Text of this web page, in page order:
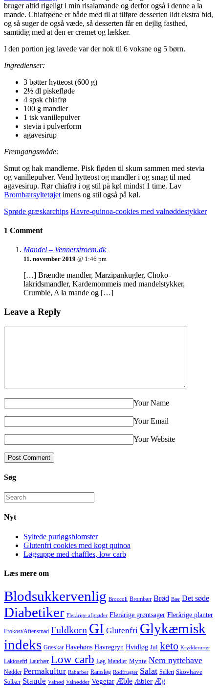
bruger altid rigeligt i min risalamande og derfor også i denne a la
mande. Chiafrøene er både med til at tilføre desserten lidt ekstra bid,
og så suger de også væde, så desserten får en dejlig fasthed,
samtidig med at den er cremet og lækker.
I den portion jeg lavede var der nok til 6 voksne og 5 børn.
Ingredienser:
3 bøtter hytteost (600 g)
2½ dl piskefløde
4 spsk chiafrø
100 g mandler
1 tsk vanillepulver
stevia i pulverform
agavesirup
Fremgangsmåde:
Smut og hak mandlerne. Pisk fløden til skum sammen med stevia
og vanillepulver. Vend hytteost og mandler i og smag til med
agavesirup. Rør chiafrø i og stil på køl mindst 1 time. Lav
Brombærsyltetøjet imens og stil også på køl.
Sprøde græskarchips Havre-quinoa-cookies med valnøddestykker
1 Comment
Mandel – Vennerstroem.dk
11. november 2019 @ 1:46 pm
[…] Brændte mandler, Marzipankugler, Choko-
lakridsmandler, Kardemommeis med mandelstykker,
Crumble, A la mande og […]
Leave a Reply
Your Name
Your Email
Your Website
Søg
Nyt
Syltede purløgsblomster
Glutenfri cookies med kogt quinoa
Løgsuppe med chaffles, low carb
Læs mere om
Blodsukkervenlig Broccoli Brombær Brød Bær Det søde
Diabetiker Flerårige afgrøder Flerårige grøntsager Flerårige planter
Frokost/Aftensmad Fuldkorn GI Glutenfri Glykæmisk
indeks Græskar Havehøns Havregryn Hvidløg Jul keto Krydderurter
Laktosefri Laurbær Low carb Løg Mandler Mynte Nem nyttehave
Nødder Permakultur Rabarber Ramsløg Rodfrugter Salat Selleri Skovhave
Solbær Staude Valnød Valnødder Vegetar Æble Æbler Æg